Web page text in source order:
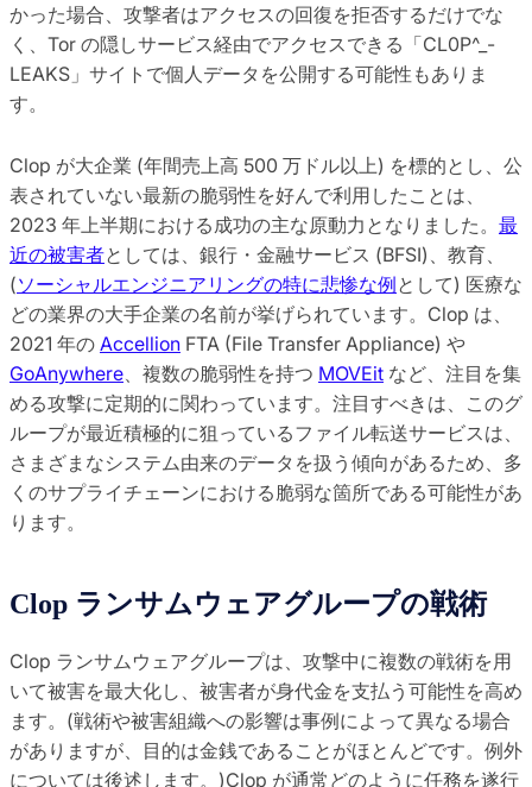
かった場合、攻撃者はアクセスの回復を拒否するだけでな
く、Tor の隠しサービス経由でアクセスできる「CL0P^_-
LEAKS」サイトで個人データを公開する可能性もありま
す。
Clop が大企業 (年間売上高 500 万ドル以上) を標的とし、公
表されていない最新の脆弱性を好んで利用したことは、
2023 年上半期における成功の主な原動力となりました。 最
近の被害者としては、銀行・金融サービス (BFSI)、教育、
(ソーシャルエンジニアリングの特に悲惨な例として) 医療な
どの業界の大手企業の名前が挙げられています。Clop は、
2021 年の Accellion FTA (File Transfer Appliance) や
GoAnywhere 、複数の脆弱性を持つ MOVEit など、注目を集
める攻撃に定期的に関わっています。注目すべきは、このグ
ループが最近積極的に狙っているファイル転送サービスは、
さまざまなシステム由来のデータを扱う傾向があるため、多
くのサプライチェーンにおける脆弱な箇所である可能性があ
ります。
Clop ランサムウェアグループの戦術
Clop ランサムウェアグループは、攻撃中に複数の戦術を用
いて被害を最大化し、被害者が身代金を支払う可能性を高め
ます。(戦術や被害組織への影響は事例によって異なる場合
がありますが、目的は金銭であることがほとんどです。例外
については後述します。)Clop が通常どのように任務を遂行